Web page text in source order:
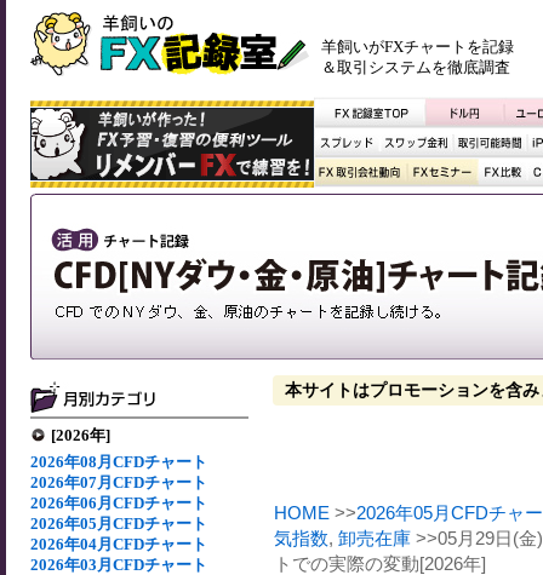
羊飼いがFXチャートを記録
＆取引システムを徹底調査
[2026年]
2026年08月CFDチャート
2026年07月CFDチャート
2026年06月CFDチャート
2026年05月CFDチャート
2026年04月CFDチャート
2026年03月CFDチャート
本サイトはプロモーションを含み
HOME >>2026年05月CFDチャ
気指数, 卸売在庫 >>05月29日(
トでの実際の変動[2026年]